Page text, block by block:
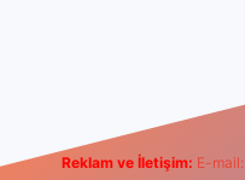
Reklam ve İletişim: E-mail: